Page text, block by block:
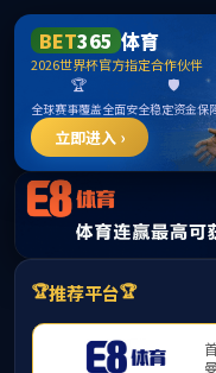
m88(中国
请输入验证码下